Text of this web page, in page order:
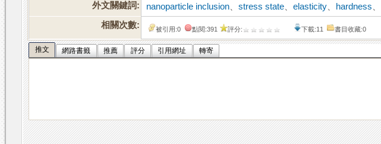
外文關鍵詞:
nanoparticle inclusion 、stress state 、elasticity hardness
相關次數:
被引用:0 點閱:391 評分: 下載:11 書目收藏:0
推文 網路書籤 推薦 評分 引用網址 轉寄